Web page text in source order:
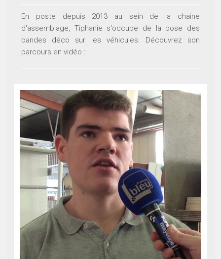
En poste depuis 2013 au sein de la chaine
d'assemblage, Tiphanie s'occupe de la pose des
bandes déco sur les véhicules. Découvrez son
parcours en vidéo :